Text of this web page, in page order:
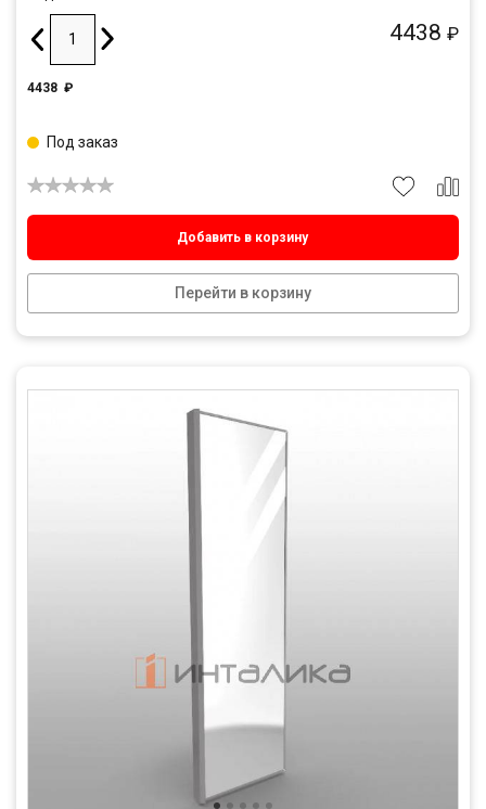
4438 ₽
4438 ₽
Добавить в корзину
Перейти в корзину
Под заказ